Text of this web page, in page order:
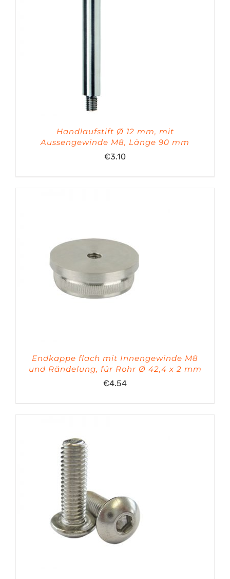
Handlaufstift Ø 12 mm, mit
Aussengewinde M8, Länge 90 mm
€3.10
Endkappe flach mit Innengewinde M8
und Rändelung, für Rohr Ø 42,4 x 2 mm
€4.54